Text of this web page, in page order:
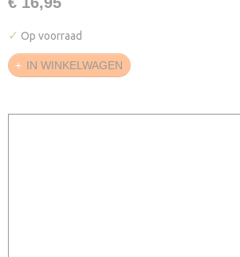
✓ Op voorraad
IN WINKELWAGEN